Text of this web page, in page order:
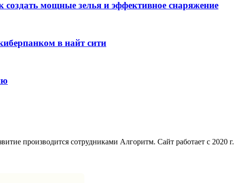
мощные зелья и эффективное снаряжение
в найт сити
производится сотрудниками Алгоритм. Сайт работает с 2020 г.